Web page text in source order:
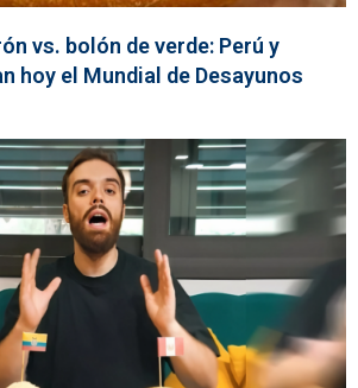
vs. bolón de verde: Perú y
hoy el Mundial de Desayunos